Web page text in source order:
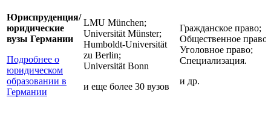
Юриспруденция/
юридические
вузы Германии
Подробнее о
юридическом
образовании в
Германии
LMU München;
Universität Münster;
Humboldt-Universität
zu Berlin;
Universität Bonn
и еще более 30 вузов
Гражданское право;
Общественное право;
Уголовное право;
Специализация.
и др.